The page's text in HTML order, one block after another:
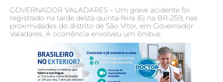
GOVERNADOR VALADARES – Um grave acidente foi
registrado na tarde desta quinta-feira (6) na BR-259, nas
proximidades do distrito de São Vítor, em Governador
Valadares. A ocorrência envolveu um ônibus